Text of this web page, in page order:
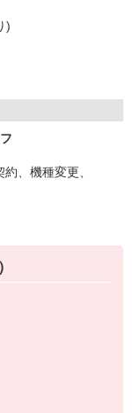
)
受付
検査
テ
紹介
、機種変更、
ソフトバンク)など
ど格安スマホまで幅